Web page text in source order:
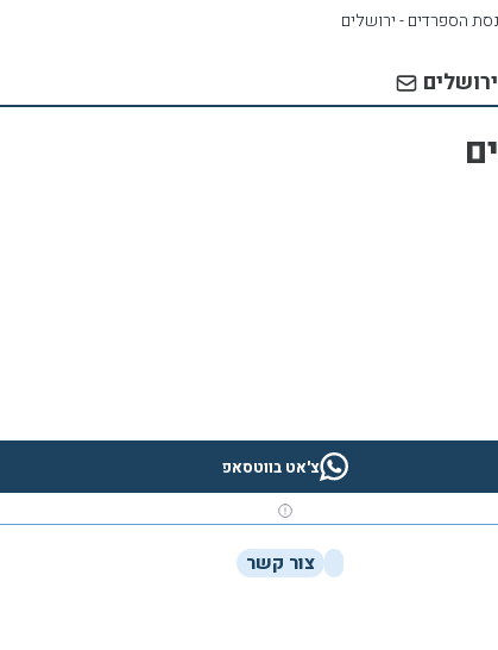
צ'אט בווטסאפ
צור קשר